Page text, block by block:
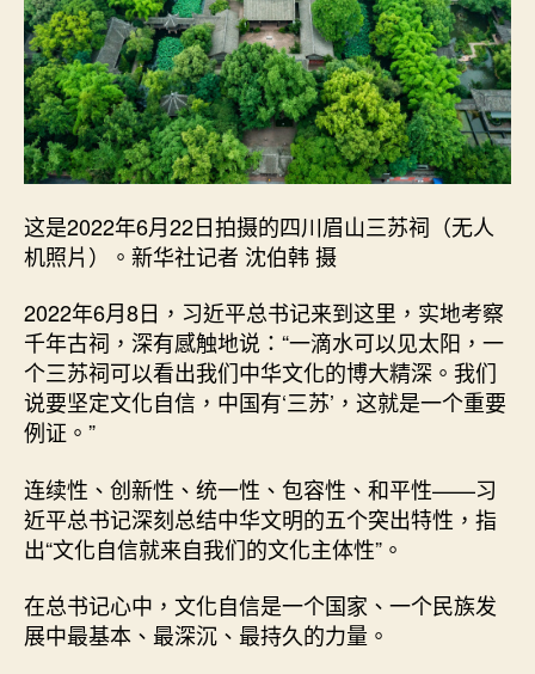
这是2022年6月22日拍摄的四川眉山三苏祠（无人
机照片）。新华社记者 沈伯韩 摄
2022年6月8日，习近平总书记来到这里，实地考察
千年古祠，深有感触地说：“一滴水可以见太阳，一
个三苏祠可以看出我们中华文化的博大精深。我们
说要坚定文化自信，中国有‘三苏’，这就是一个重要
例证。”
连续性、创新性、统一性、包容性、和平性——习
近平总书记深刻总结中华文明的五个突出特性，指
出“文化自信就来自我们的文化主体性”。
在总书记心中，文化自信是一个国家、一个民族发
展中最基本、最深沉、最持久的力量。